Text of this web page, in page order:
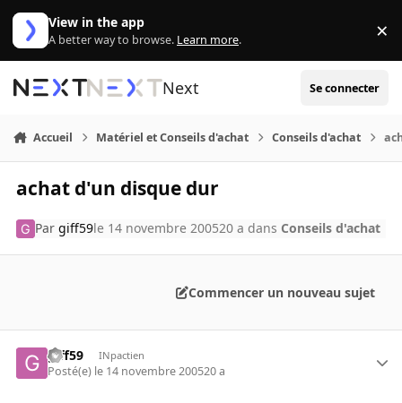
Aller au contenu
View in the app
A better way to browse. Learn more. ×
Next Se connecter
Accueil Matériel et Conseils d'achat Conseils d'achat
achat d'un disque dur
Pargiff59le 14 novembre 200520 a dans Conseils d'achat
Commencer un nouveau sujet
giff59 INpactien
Posté(e) le 14 novembre 200520 a